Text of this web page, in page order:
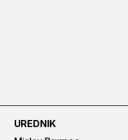
UREDNIK